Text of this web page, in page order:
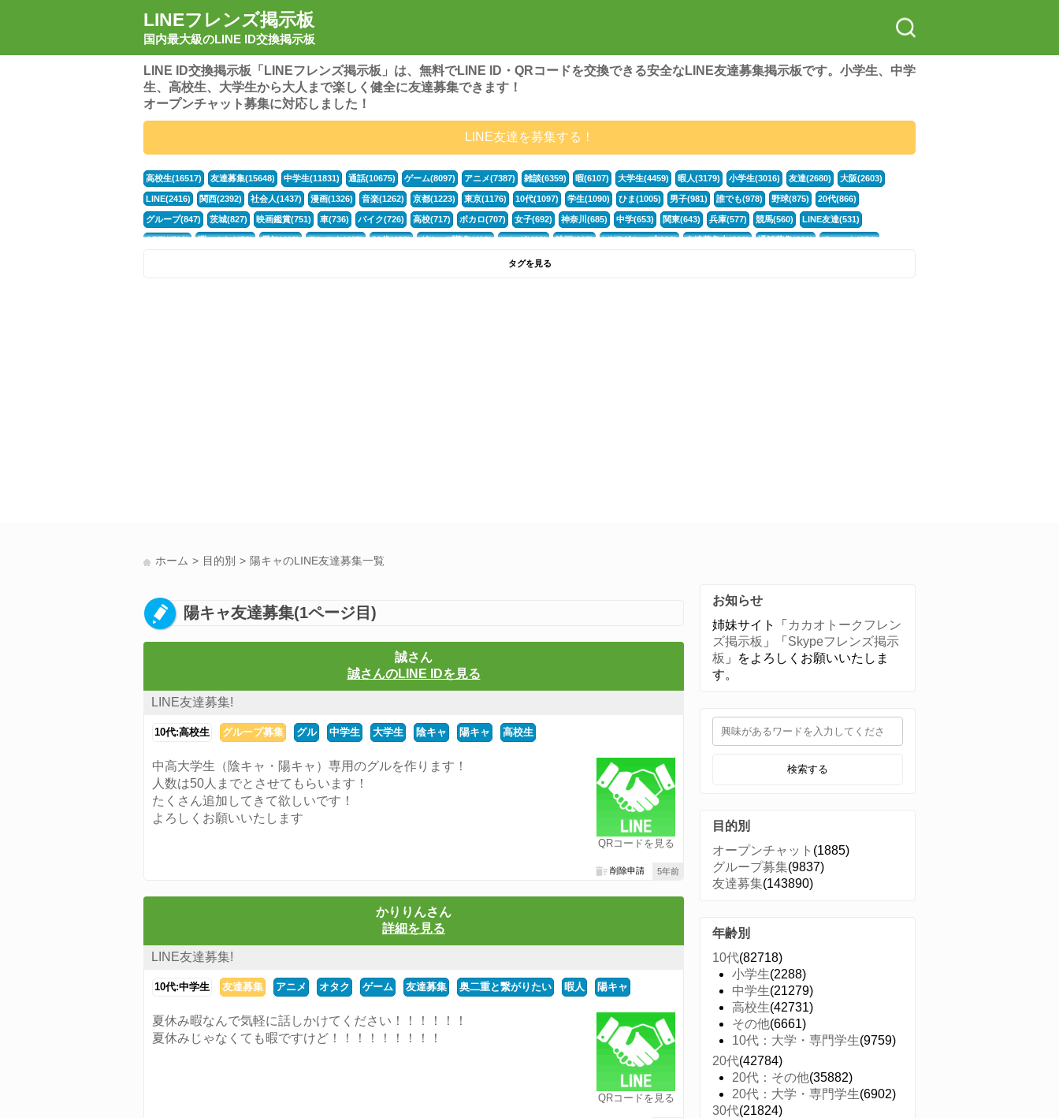
LINEフレンズ掲示板
国内最大級のLINE ID交換掲示板
LINE ID交換掲示板「LINEフレンズ掲示板」は、無料でLINE ID・QRコードを交換できる安全なLINE友達募集掲示板です。小学生、中学
生、高校生、大学生から大人まで楽しく健全に友達募集できます！
オープンチャット募集に対応しました！
LINE友達を募集する！
高校生(16517) 友達募集(15648) 中学生(11831) 通話(10675) ゲーム(8097) アニメ(7387) 雑談(6359) 暇(6107) 大学生(4459) 暇人(3179) 小学生(3016) 友達(2680) 大阪(2603)
LINE(2416) 関西(2392) 社会人(1437) 漫画(1326) 音楽(1262) 京都(1223) 東京(1176) 10代(1097) 学生(1090) ひま(1005) 男子(981) 誰でも(978) 野球(875) 20代(866)
グループ(847) 茨城(827) 映画鑑賞(751) 車(736) バイク(726) 高校(717) ボカロ(707) 女子(692) 神奈川(685) 中学(653) 関東(643) 兵庫(577) 競馬(560) LINE友達(531)
APEX(519) 暇つぶし(476) 愛知(468) モンスト(465) 30代(433) グループ募集(412) マンガ(401) 映画(395) LINEグループ(388) 友達募集中(382) 通話募集(381) チャット(374)
フォートナイト(320)
タグを見る
ホーム 目的別 陽キャのLINE友達募集一覧
陽キャ友達募集(1ページ目)
誠さん
誠さんのLINE IDを見る
LINE友達募集!
10代:高校生 グループ募集 グル 中学生 大学生 陰キャ 陽キャ 高校生
QRコードを見る
中高大学生（陰キャ・陽キャ）専用のグルを作ります！
人数は50人までとさせてもらいます！
たくさん追加してきて欲しいです！
よろしくお願いいたします
5年前
削除申請
かりりんさん
詳細を見る
LINE友達募集!
10代:中学生 友達募集 アニメ オタク ゲーム 友達募集 奥二重と繋がりたい 暇人 陽キャ
QRコードを見る
夏休み暇なんで気軽に話しかけてください！！！！！！
夏休みじゃなくても暇ですけど！！！！！！！！！
お知らせ
姉妹サイト「 カカオトークフレン
ズ掲示板 」「 Skypeフレンズ掲示
板 」をよろしくお願いいたしま
す。
検索する
目的別
オープンチャット (1885)
グループ募集(9837)
友達募集(143890)
年齢別
10代(82718)
小学生(2288)
中学生(21279)
高校生(42731)
その他(6661)
10代：大学・専門学生(9759)
20代(42784)
20代：その他(35882)
20代：大学・専門学生(6902)
30代(21824)